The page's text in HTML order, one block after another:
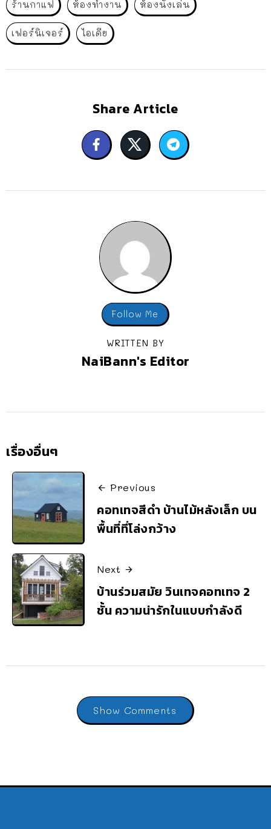
ร้านกาแฟ ห้องทำงาน ห้องนั่งเล่น
เฟอร์นิเจอร์ ไอเดีย
Share Article
Follow Me
WRITTEN BY
NaiBann's Editor
เรื่องอื่นๆ
Previous
คอทเทจสีดำ บ้านไม้หลังเล็ก บน
พื้นที่ที่โล่งกว้าง
Next
บ้านร่วมสมัย วินเทจคอทเทจ 2
ชั้น ความน่ารักในแบบกำลังดี
Show Comments